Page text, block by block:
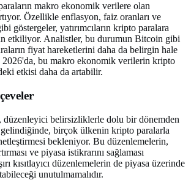
makro ekonomik verilere olan
Özellikle enflasyon, faiz oranları ve
göstergeler, yatırımcıların kripto paralara
etkiliyor. Analistler, bu durumun Bitcoin gibi
fiyat hareketlerini daha da belirgin hale
bu makro ekonomik verilerin kripto
etkisi daha da artabilir.
düzenleyici belirsizliklerle dolu bir dönemden
gelindiğinde, birçok ülkenin kripto paralarla
bekleniyor. Bu düzenlemelerin,
ve piyasa istikrarını sağlaması
kısıtlayıcı düzenlemelerin de piyasa üzerinde
unutulmamalıdır.